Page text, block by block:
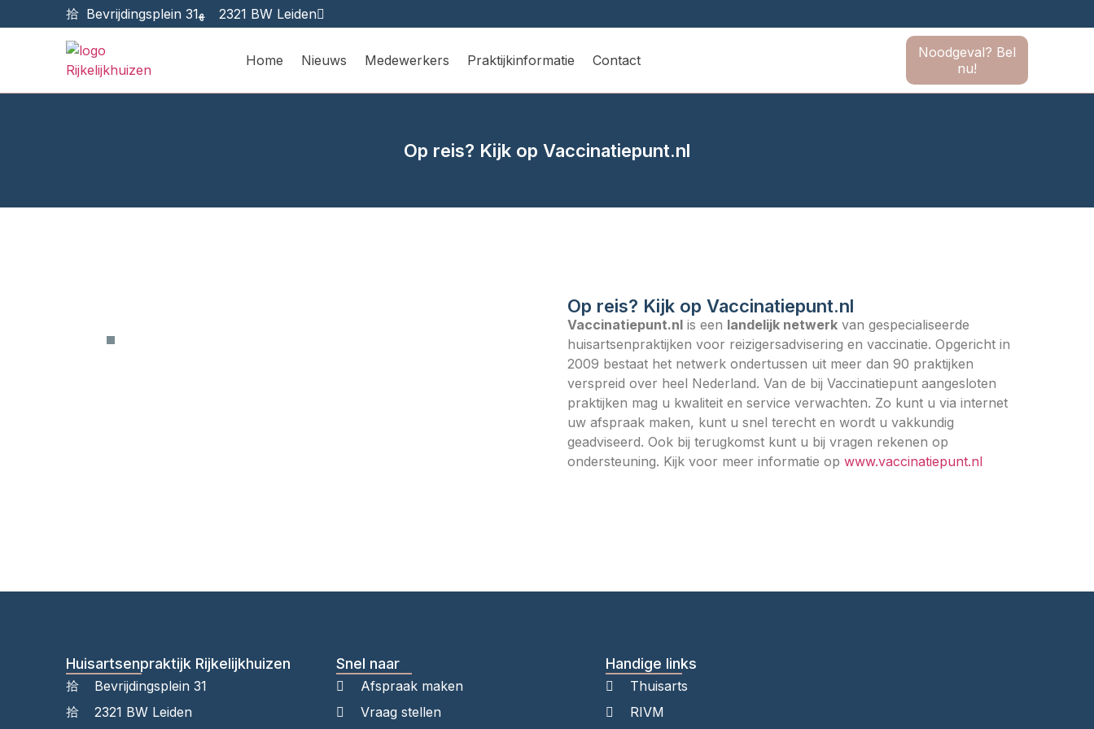
Bevrijdingsplein 31 2321 BW Leiden
Home Nieuws Medewerkers Praktijkinformatie Contact
Noodgeval? Bel
nu!
Op reis? Kijk op Vaccinatiepunt.nl
Op reis? Kijk op Vaccinatiepunt.nl
Vaccinatiepunt.nlis een landelijk netwerkvan gespecialiseerde
huisartsenpraktijken voor reizigersadvisering en vaccinatie. Opgericht in
2009 bestaat het netwerk ondertussen uit meer dan 90 praktijken
verspreid over heel Nederland. Van de bij Vaccinatiepunt aangesloten
praktijken mag u kwaliteit en service verwachten. Zo kunt u via internet
uw afspraak maken, kunt u snel terecht en wordt u vakkundig
geadviseerd. Ook bij terugkomst kunt u bij vragen rekenen op
ondersteuning. Kijk voor meer informatie op www.vaccinatiepunt.nl
Huisartsenpraktijk Rijkelijkhuizen
Bevrijdingsplein 31
2321 BW Leiden
Snel naar
Afspraak maken
Vraag stellen
Handige links
Thuisarts
RIVM